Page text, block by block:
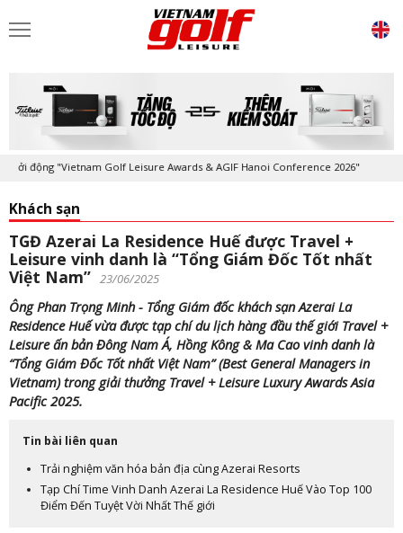
động "Vietnam Golf Leisure Awards & AGIF Hanoi Conference 2026"
Khách sạn
TGĐ Azerai La Residence Huế được Travel +
Leisure vinh danh là “Tổng Giám Đốc Tốt nhất
Việt Nam” 23/06/2025
Ông Phan Trọng Minh - Tổng Giám đốc khách sạn Azerai La
Residence Huế vừa được tạp chí du lịch hàng đầu thế giới Travel +
Leisure ấn bản Đông Nam Á, Hồng Kông & Ma Cao vinh danh là
“Tổng Giám Đốc Tốt nhất Việt Nam” (Best General Managers in
Vietnam) trong giải thưởng Travel + Leisure Luxury Awards Asia
Pacific 2025.
Tin bài liên quan
Trải nghiệm văn hóa bản địa cùng Azerai Resorts
Tạp Chí Time Vinh Danh Azerai La Residence Huế Vào Top 100
Điểm Đến Tuyệt Vời Nhất Thế giới